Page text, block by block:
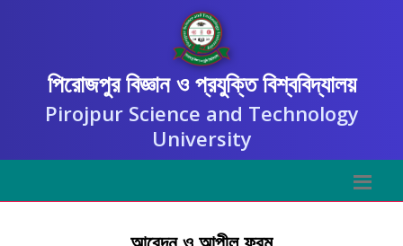
পিরোজপুর বিজ্ঞান ও প্রযুক্তি বিশ্ববিদ্যালয়
Pirojpur Science and Technology
University